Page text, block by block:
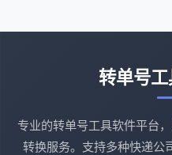
转单号
专业的转单号工具软件平台
转换服务。支持多种快递公